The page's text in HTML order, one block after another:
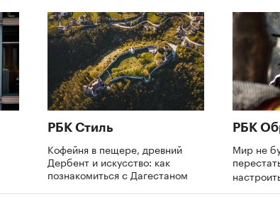
РБК Стиль
Кофейня в пещере, древний
Дербент и искусство: как
познакомиться с Дагестаном
РБК
Мир не